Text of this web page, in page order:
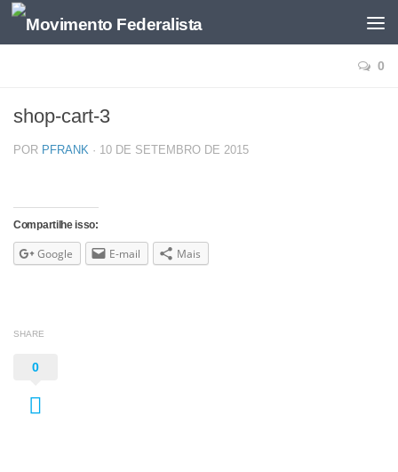
0
shop-cart-3
POR PFRANK · 10 DE SETEMBRO DE 2015
Compartilhe isso:
Google E-mail Mais
SHARE
0